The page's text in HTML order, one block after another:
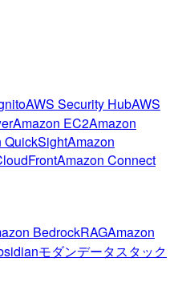
AWS Security HubAWS
Amazon EC2Amazon
QuickSightAmazon
Amazon Connect
BedrockRAGAmazon
モダンデータスタック